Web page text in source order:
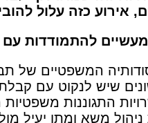
אירוע כזה עלול
להתמודדות עם
המשפטיים של
שיש לנקוט עם
התגוננות
משא ומתן יעיל